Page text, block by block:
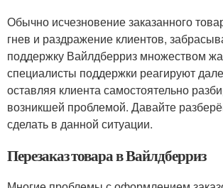
Обычно исчезновение заказанного
гнев и раздражение клиентов,
поддержку Вайлдберриз множеством
специалисты поддержки реагируют
оставляя клиента самостоятельно
возникшей проблемой. Давайте
сделать в данной ситуации.
Перезаказ товара в Вайлдберриз